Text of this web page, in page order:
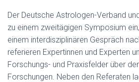
Der Deutsche Astrologen-Verband
zu einem zweitägigen Symposium
einem interdisziplinären Gespräch
referieren Expertinnen und Experten
Forschungs- und Praxisfelder über
Forschungen. Neben den Referaten